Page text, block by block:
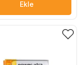
Ekle